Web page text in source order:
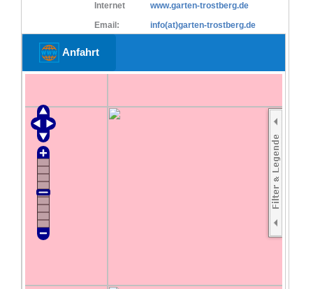
Internet
www.garten-trostberg.de
Email:
info(at)garten-trostberg.de
Anfahrt